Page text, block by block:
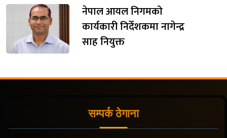
नेपाल आयल निगमको
कार्यकारी निर्देशकमा नागेन्द्र
साह नियुक्त
सम्पर्क ठेगाना